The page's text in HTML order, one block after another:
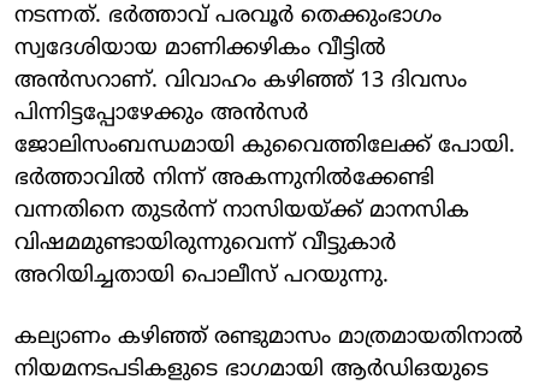
നടന്നത്. ഭര്‍ത്താവ് പരവൂര്‍ തെക്കുംഭാഗം
സ്വദേശിയായ മാണിക്കഴികം വീട്ടില്‍
അന്‍സറാണ്. വിവാഹം കഴിഞ്ഞ് 13 ദിവസം
പിന്നിട്ടപ്പോഴേക്കും അന്‍സര്‍
ജോലിസംബന്ധമായി കുവൈത്തിലേക്ക് പോയി.
ഭര്‍ത്താവില്‍ നിന്ന് അകന്നുനില്‍ക്കേണ്ടി
വന്നതിനെ തുടര്‍ന്ന് നാസിയയ്ക്ക് മാനസിക
വിഷമമുണ്ടായിരുന്നുവെന്ന് വീട്ടുകാര്‍
അറിയിച്ചതായി പൊലീസ് പറയുന്നു.
കല്യാണം കഴിഞ്ഞ് രണ്ടുമാസം മാത്രമായതിനാല്‍
നിയമനടപടികളുടെ ഭാഗമായി ആര്‍ഡിഒയുടെ